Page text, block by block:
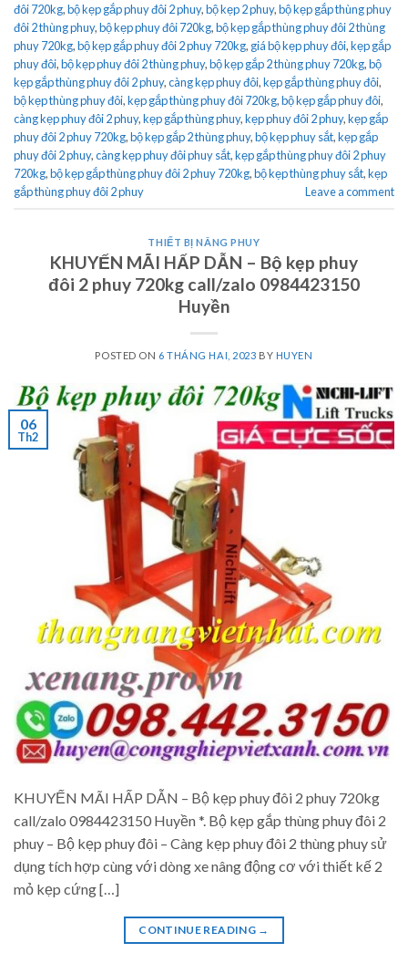
đôi 720kg,bộ kẹp gắp phuy đôi 2 phuy,bộ kẹp 2 phuy,bộ kẹp gắp thùng phuy
đôi 2 thùng phuy,bộ kẹp phuy đôi 720kg,bộ kẹp gắp thùng phuy đôi 2 thùng
phuy 720kg,bộ kẹp gắp phuy đôi 2 phuy 720kg, giá bộ kẹp phuy đôi,kẹp gắp
phuy đôi,bộ kẹp phuy đôi 2 thùng phuy,bộ kẹp gắp 2 thùng phuy 720kg,bộ
kẹp gắp thùng phuy đôi 2 phuy,càng kẹp phuy đôi,kẹp gắp thùng phuy đôi,
bộ kẹp thùng phuy đôi,kẹp gắp thùng phuy đôi 720kg,bộ kẹp gắp phuy đôi,
càng kẹp phuy đôi 2 phuy,kẹp gắp thùng phuy,kẹp phuy đôi 2 phuy,kẹp gắp
phuy đôi 2 phuy 720kg,bộ kẹp gắp 2 thùng phuy,bộ kẹp phuy sắt,kẹp gắp
phuy đôi 2 phuy,càng kẹp phuy đôi phuy sắt,kẹp gắp thùng phuy đôi 2 phuy
720kg,bộ kẹp gắp thùng phuy đôi 2 phuy 720kg,bộ kẹp thùng phuy sắt,kẹp
gắp thùng phuy đôi 2 phuy
Leave a comment
THIẾT BỊ NÂNG PHUY
KHUYẾN MÃI HẤP DẪN – Bộ kẹp phuy
đôi 2 phuy 720kg call/zalo 0984423150
Huyền
POSTED ON 6 THÁNG HAI, 2023 BY HUYEN
06
Th2
KHUYẾN MÃI HẤP DẪN – Bộ kẹp phuy đôi 2 phuy 720kg
call/zalo 0984423150 Huyền *. Bộ kẹp gắp thùng phuy đôi 2
phuy – Bộ kẹp phuy đôi – Càng kẹp phuy đôi 2 thùng phuy sử
dụng tích hợp cùng với dòng xe nâng động cơ với thiết kế 2
mỏ kẹp cứng […]
CONTINUE READING →